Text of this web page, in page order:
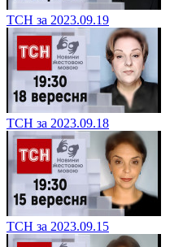
ТСН за 2023.09.19
ТСН за 2023.09.18
ТСН за 2023.09.15